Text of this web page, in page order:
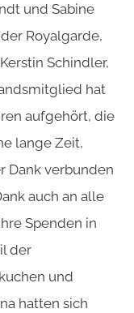
und Sabine
Royalgarde,
Schindler,
hat
aufgehört, die
lange Zeit,
Dank verbunden
auch an alle
Spenden in
der
und
hatten sich